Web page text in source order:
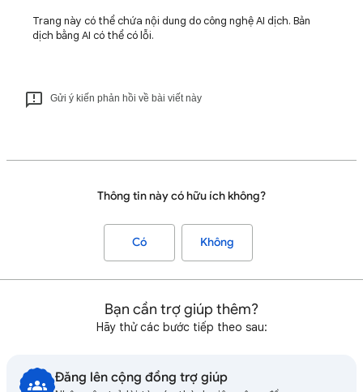
Trang này có thể chứa nội dung do công nghệ AI dịch. Bản
dịch bằng AI có thể có lỗi.
Gửi ý kiến phản hồi về bài viết này
Thông tin này có hữu ích không?
Có Không
Bạn cần trợ giúp thêm?
Hãy thử các bước tiếp theo sau:
Đăng lên cộng đồng trợ giúp